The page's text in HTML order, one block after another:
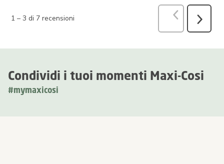
Condividi i tuoi momenti Maxi-Cosi
#mymaxicosi
1 – 3 di 7 recensioni Precedente